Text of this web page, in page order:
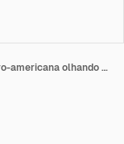
Retrato de perto de uma bela mulher afro-americana olhando focada para a câmera intensa